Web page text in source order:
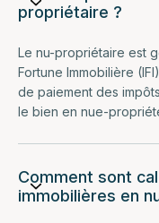
propriétaire ?
Le nu-propriétaire est
Fortune Immobilière
de paiement des
le bien en nue-
Comment sont
immobilières en